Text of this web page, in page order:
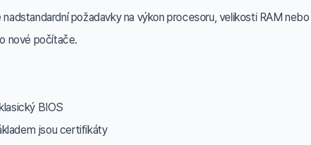
nadstandardní požadavky na výkon procesoru, velikosti RAM
nové počítače.
BIOS
jsou certifikáty